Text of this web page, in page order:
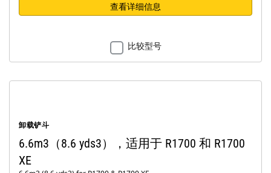
查看详细信息
比较型号
卸载铲斗
6.6m3（8.6 yds3），适用于 R1700 和 R1700
XE